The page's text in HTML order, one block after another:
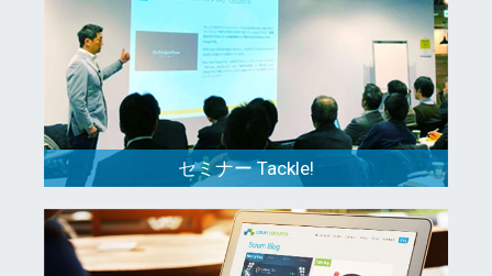
セミナー Tackle!